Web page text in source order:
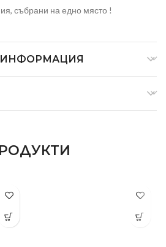
събрани на едно място !